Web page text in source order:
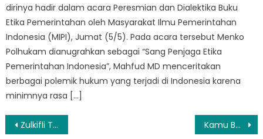
dirinya hadir dalam acara Peresmian dan Dialektika Buku
Etika Pemerintahan oleh Masyarakat Ilmu Pemerintahan
Indonesia (MIPI), Jumat (5/5). Pada acara tersebut Menko
Polhukam dianugrahkan sebagai “Sang Penjaga Etika
Pemerintahan Indonesia”, Mahfud MD menceritakan
berbagai polemik hukum yang terjadi di Indonesia karena
minimnya rasa […]
Navigasi
Zulkifli Targetkan Masalah Migor Selesai Dalam 1-2 Bulan ke Depan Kamu Bakal Bisa Lihat Daftar Pengunjung Profil di TikTok